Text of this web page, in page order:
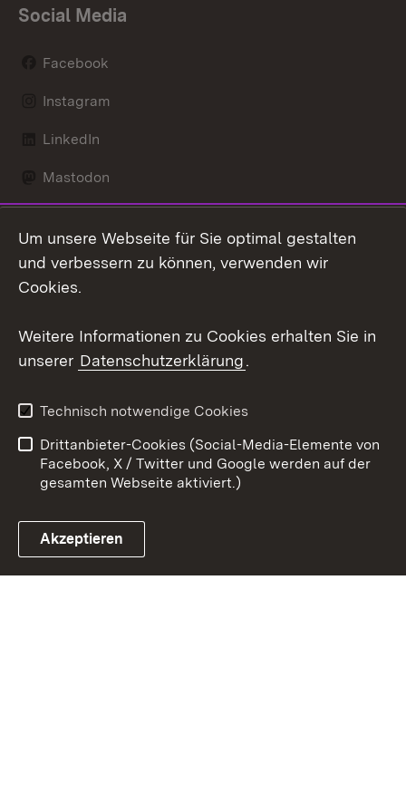
Social Media
Facebook
Instagram
LinkedIn
Mastodon
X / Twitter
Youtube
Link zum Landesportal
Kontakt
Datenschutz
Barrierefreiheit
Impressum Cookies
Um unsere Webseite für Sie optimal gestalten
und verbessern zu können, verwenden wir
Cookies.
Weitere Informationen zu Cookies erhalten Sie in
unserer Datenschutzerklärung.
Technisch notwendige Cookies
Drittanbieter-Cookies (Social-Media-Elemente von
Facebook, X / Twitter und Google werden auf der
gesamten Webseite aktiviert.)
Akzeptieren